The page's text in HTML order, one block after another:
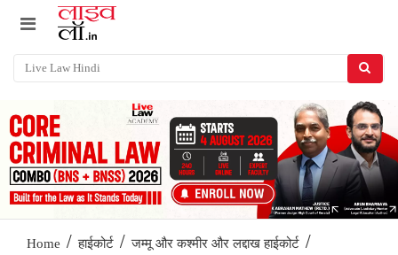
Home / हाईकोर्ट / जम्मू और कश्मीर और लद्दाख हाईकोर्ट /